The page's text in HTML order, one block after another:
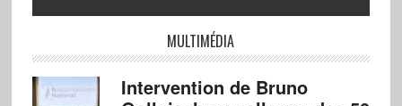
MULTIMÉDIA
Intervention de Bruno